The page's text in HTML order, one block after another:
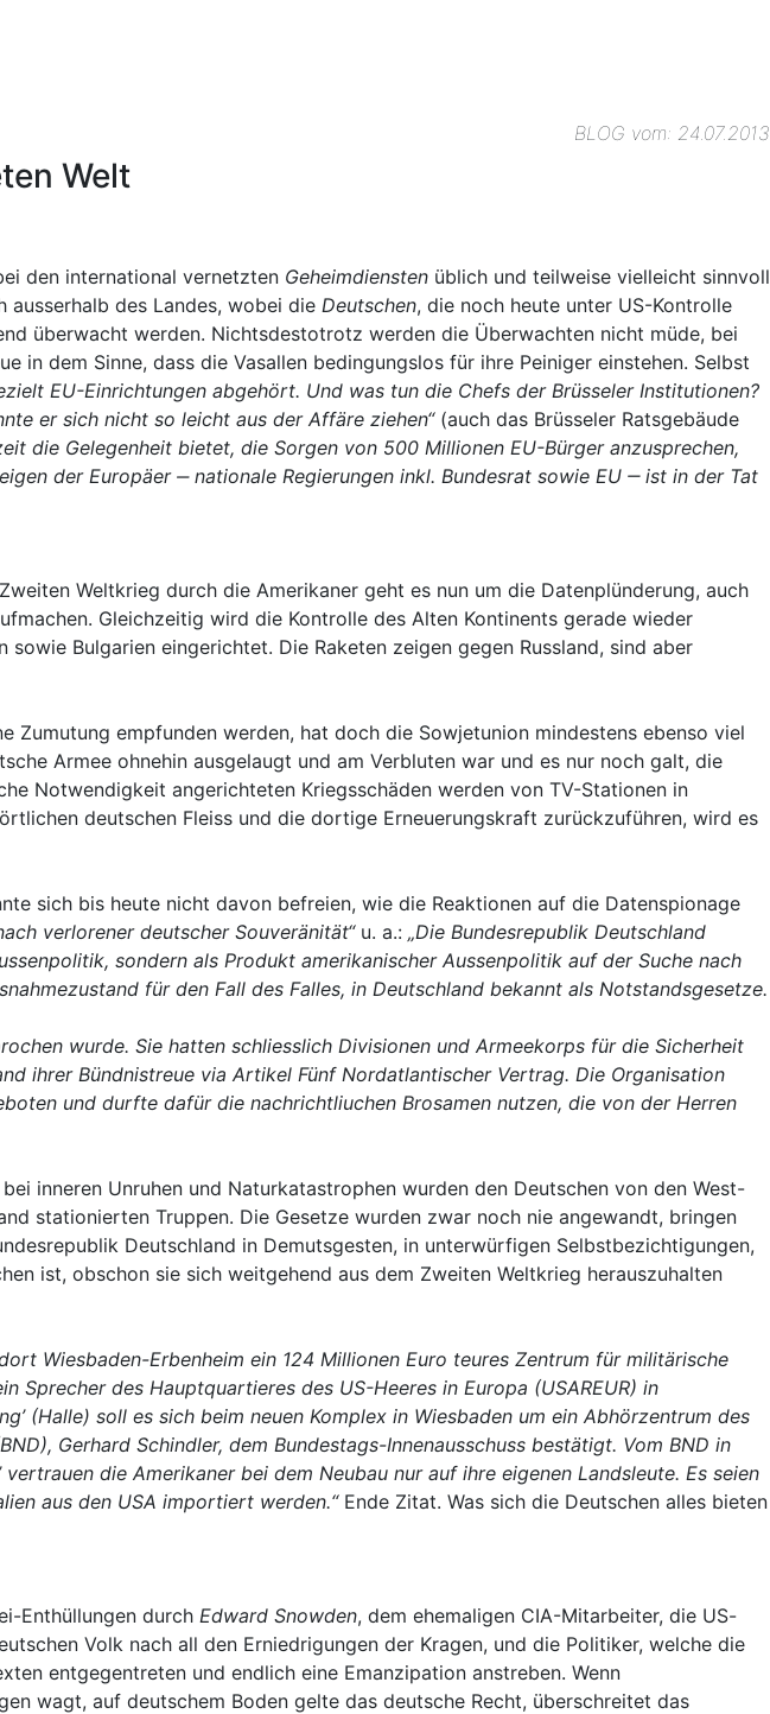
BLOG vom: 24.07.2013
Welt
den international vernetzten Geheimdiensten üblich und teilweise vielleicht sinnvoll
ausserhalb des Landes, wobei die Deutschen, die noch heute unter US-Kontrolle
überwacht werden. Nichtsdestotrotz werden die Überwachten nicht müde, bei
in dem Sinne, dass die Vasallen bedingungslos für ihre Peiniger einstehen. Selbst
EU-Einrichtungen abgehört. Und was tun die Chefs der Brüsseler Institutionen?
er sich nicht so leicht aus der Affäre ziehen“ (auch das Brüsseler Ratsgebäude
die Gelegenheit bietet, die Sorgen von 500 Millionen EU-Bürger anzusprechen,
der Europäer ‒nationale Regierungen inkl. Bundesrat sowie EU ‒ist in der Tat
Weltkrieg durch die Amerikaner geht es nun um die Datenplünderung, auch
Gleichzeitig wird die Kontrolle des Alten Kontinents gerade wieder
Bulgarien eingerichtet. Die Raketen zeigen gegen Russland, sind aber
empfunden werden, hat doch die Sowjetunion mindestens ebenso viel
Armee ohnehin ausgelaugt und am Verbluten war und es nur noch galt, die
Notwendigkeit angerichteten Kriegsschäden werden von TV-Stationen in
deutschen Fleiss und die dortige Erneuerungskraft zurückzuführen, wird es
sich bis heute nicht davon befreien, wie die Reaktionen auf die Datenspionage
verlorener deutscher Souveränität“u. a.: „Die Bundesrepublik Deutschland
sondern als Produkt amerikanischer Aussenpolitik auf der Suche nach
für den Fall des Falles, in Deutschland bekannt als Notstandsgesetze.
wurde. Sie hatten schliesslich Divisionen und Armeekorps für die Sicherheit
ihrer Bündnistreue via Artikel Fünf Nordatlantischer Vertrag. Die Organisation
und durfte dafür die nachrichtliuchen Brosamen nutzen, die von der Herren
inneren Unruhen und Naturkatastrophen wurden den Deutschen von den West-
stationierten Truppen. Die Gesetze wurden zwar noch nie angewandt, bringen
Deutschland in Demutsgesten, in unterwürfigen Selbstbezichtigungen,
ist, obschon sie sich weitgehend aus dem Zweiten Weltkrieg herauszuhalten
Wiesbaden-Erbenheim ein 124 Millionen Euro teures Zentrum für militärische
des Hauptquartieres des US-Heeres in Europa (USAREUR) in
(Halle) soll es sich beim neuen Komplex in Wiesbaden um ein Abhörzentrum des
Gerhard Schindler, dem Bundestags-Innenausschuss bestätigt. Vom BND in
vertrauen die Amerikaner bei dem Neubau nur auf ihre eigenen Landsleute. Es seien
aus den USA importiert werden.“ Ende Zitat. Was sich die Deutschen alles bieten
Enthüllungen durch Edward Snowden, dem ehemaligen CIA-Mitarbeiter, die US-
Volk nach all den Erniedrigungen der Kragen, und die Politiker, welche die
entgegentreten und endlich eine Emanzipation anstreben. Wenn
wagt, auf deutschem Boden gelte das deutsche Recht, überschreitet das